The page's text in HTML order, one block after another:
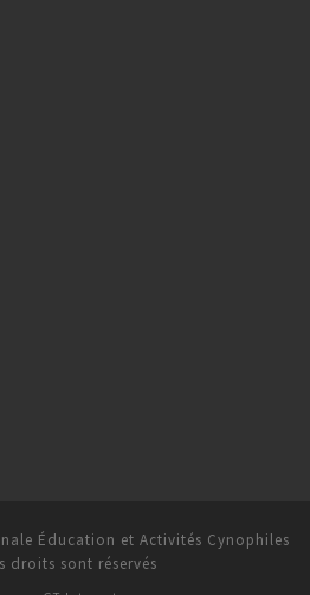
Éducation et Activités Cynophiles
droits sont réservés